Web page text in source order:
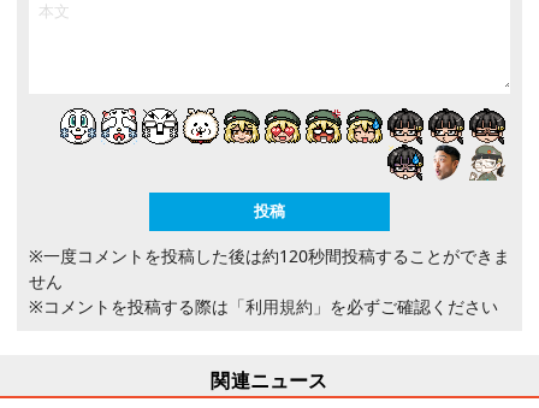
※一度コメントを投稿した後は約120秒間投稿することができま
せん
※コメントを投稿する際は 「利用規約」 を必ずご確認ください
関連ニュース